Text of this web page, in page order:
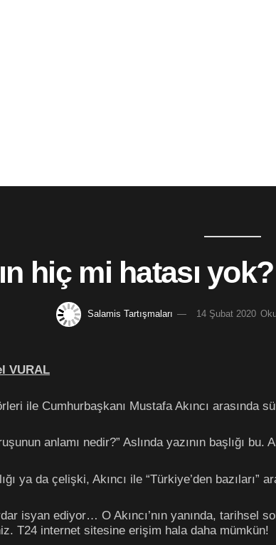
hiç mi hatası
Salamis Tartışmaları 14 Şubat 2020
VURAL
ile Cumhurbaşkanı Mustafa Akıncı arasında
anlamı nedir?” Aslında yazının başlığı
ya da çelişki, Akıncı ile “Türkiye’den bazıları”
isyan ediyor… O Akıncı’nın yanında,
T24 internet sitesine erişim hala daha mümkün!